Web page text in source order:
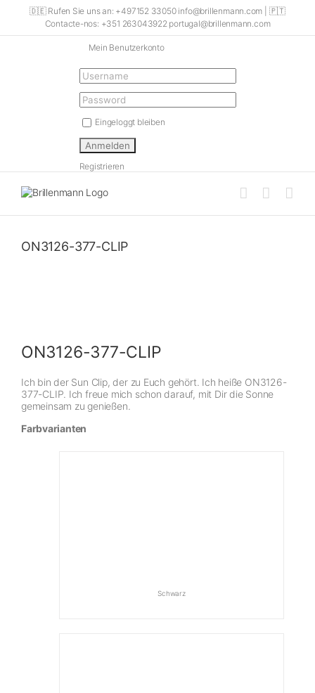
🇩🇪 Rufen Sie uns an: +497152 33050 info@brillenmann.com | 🇵🇹
Contacte-nos: +351 263043922 portugal@brillenmann.com
Mein Benutzerkonto
Eingeloggt bleiben
Registrieren
ON3126-377-CLIP
ON3126-377-CLIP
Ich bin der Sun Clip, der zu Euch gehört. Ich heiße ON3126-
377-CLIP. Ich freue mich schon darauf, mit Dir die Sonne
gemeinsam zu genießen.
Farbvarianten
Schwarz